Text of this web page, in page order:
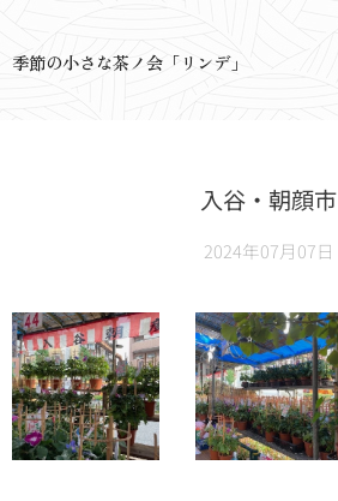
季節の小さな茶ノ会「リンデ」
入谷・朝顔市
2024年07月07日